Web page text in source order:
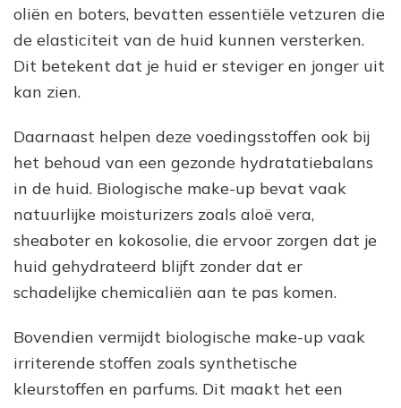
oliën en boters, bevatten essentiële vetzuren die
de elasticiteit van de huid kunnen versterken.
Dit betekent dat je huid er steviger en jonger uit
kan zien.
Daarnaast helpen deze voedingsstoffen ook bij
het behoud van een gezonde hydratatiebalans
in de huid. Biologische make-up bevat vaak
natuurlijke moisturizers zoals aloë vera,
sheaboter en kokosolie, die ervoor zorgen dat je
huid gehydrateerd blijft zonder dat er
schadelijke chemicaliën aan te pas komen.
Bovendien vermijdt biologische make-up vaak
irriterende stoffen zoals synthetische
kleurstoffen en parfums. Dit maakt het een